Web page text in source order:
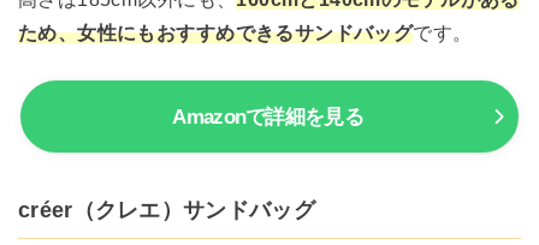
ため、女性にもおすすめできるサンドバッグです。
Amazonで詳細を見る
créer（クレエ）サンドバッグ